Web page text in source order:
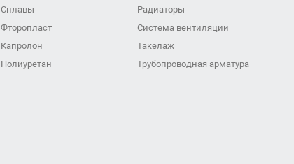
Сплавы
Фторопласт
Капролон
Полиуретан
Радиаторы
Система вентиляции
Такелаж
Трубопроводная арматура